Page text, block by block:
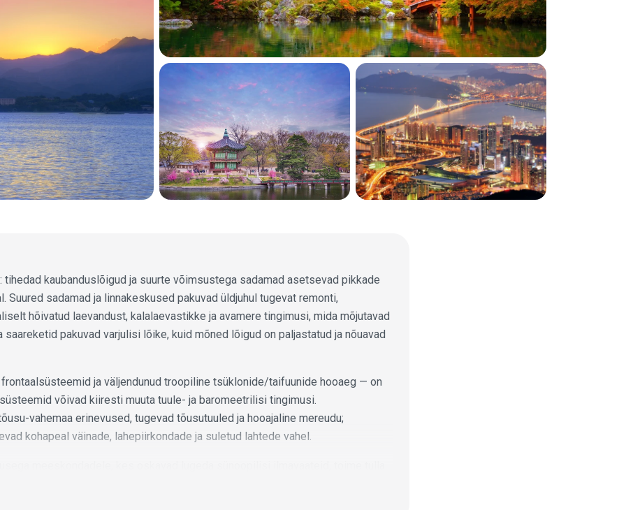
tihedad kaubanduslõigud ja suurte võimsustega sadamad asetsevad pikkade
Suured sadamad ja linnakeskused pakuvad üldjuhul tugevat remonti,
hõivatud laevandust, kalalaevastikke ja avamere tingimusi, mida mõjutavad
pakuvad varjulisi lõike, kuid mõned lõigud on paljastatud ja nõuavad
ja väljendunud troopiline tsüklonide/taifuunide hooaeg — on
võivad kiiresti muuta tuule- ja baromeetrilisi tingimusi.
vahemaa erinevused, tugevad tõusutuuled ja hooajaline mereudu;
kohapeal väinade, lahepiirkondade ja suletud lahtede vahel.
pikki lõike hooajalise riski ümber. Lühikesed lõigud hästi varustatud
meeskondadele, kuid iga marsruut, mis ületab platvormi‑avameret